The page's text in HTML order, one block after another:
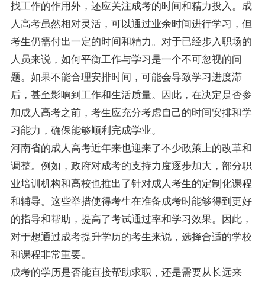
找工作的作用外，还应关注成考的时间和精力投入。成
人高考虽然相对灵活，可以通过业余时间进行学习，但
考生仍需付出一定的时间和精力。对于已经步入职场的
人员来说，如何平衡工作与学习是一个不可忽视的问
题。如果不能合理安排时间，可能会导致学习进度滞
后，甚至影响到工作和生活质量。因此，在决定是否参
加成人高考之前，考生应充分考虑自己的时间安排和学
习能力，确保能够顺利完成学业。
河南省的成人高考近年来也迎来了不少政策上的改革和
调整。例如，政府对成考的支持力度逐步加大，部分职
业培训机构和高校也推出了针对成人考生的定制化课程
和辅导。这些举措使得考生在准备成考时能够得到更好
的指导和帮助，提高了考试通过率和学习效果。因此，
对于想通过成考提升学历的考生来说，选择合适的学校
和课程非常重要。
成考的学历是否能直接帮助求职，还是需要从长远来